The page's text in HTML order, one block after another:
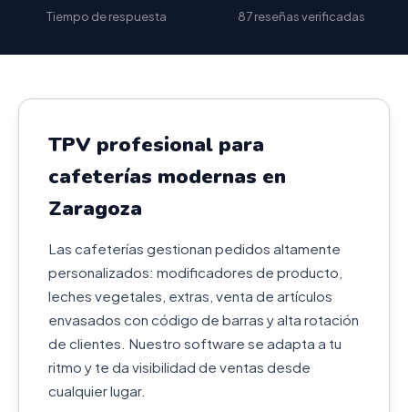
Tiempo de respuesta 87 reseñas verificadas
TPV profesional para
cafeterías modernas en
Zaragoza
Las cafeterías gestionan pedidos altamente
personalizados: modificadores de producto,
leches vegetales, extras, venta de artículos
envasados con código de barras y alta rotación
de clientes. Nuestro software se adapta a tu
ritmo y te da visibilidad de ventas desde
cualquier lugar.